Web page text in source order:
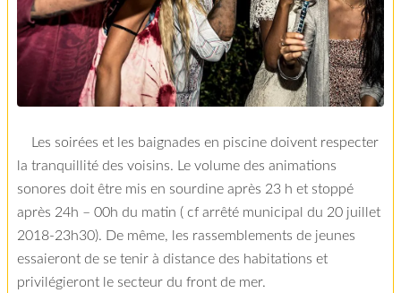
Les soirées et les baignades en piscine doivent respecter
la tranquillité des voisins. Le volume des animations
sonores doit être mis en sourdine après 23 h et stoppé
après 24h – 00h du matin ( cf arrêté municipal du 20 juillet
2018-23h30). De même, les rassemblements de jeunes
essaieront de se tenir à distance des habitations et
privilégieront le secteur du front de mer.